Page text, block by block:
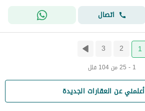
اتصال
1
2
3
1 - 25 من 104 فلل
أعلمني عن العقارات الجديدة